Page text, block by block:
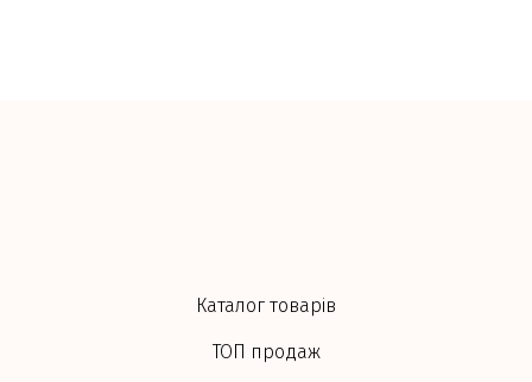
Каталог товарів
ТОП продаж